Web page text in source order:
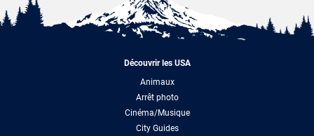
Découvrir les USA
Animaux
Arrêt photo
Cinéma/Musique
City Guides